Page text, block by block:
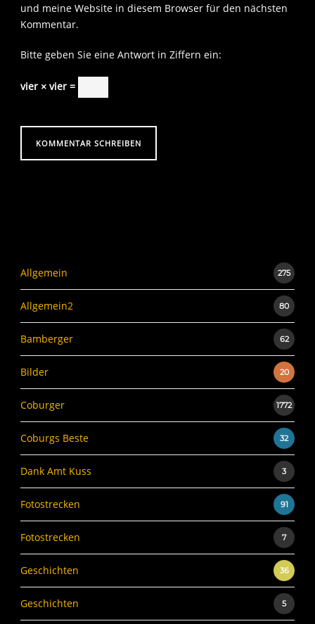
und meine Website in diesem Browser für den nächsten
Kommentar.
Bitte geben Sie eine Antwort in Ziffern ein:
vier × vier =
Allgemein 275
Allgemein2 80
Bamberger 62
Bilder 20
Coburger 1772
Coburgs Beste 32
Dank Amt Kuss 3
Fotostrecken 91
Fotostrecken 7
Geschichten 36
Geschichten 5